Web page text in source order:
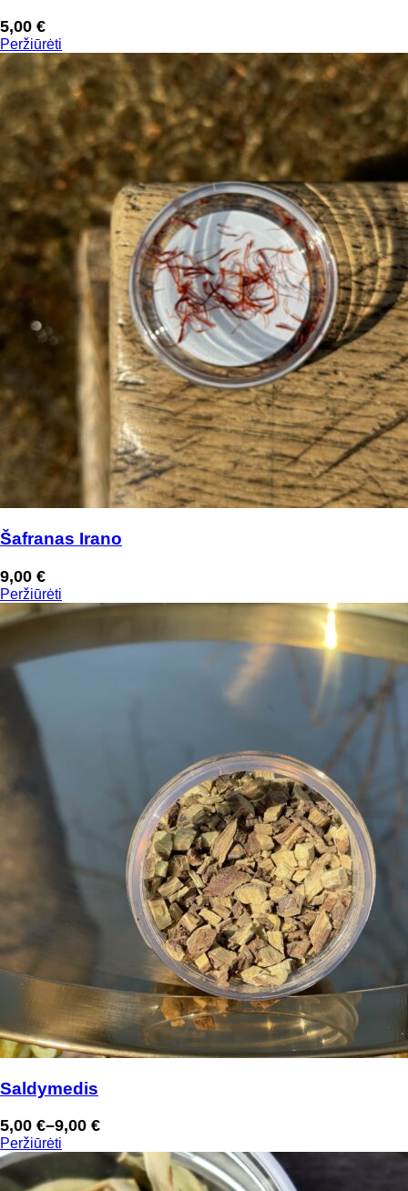
5,00 €
Peržiūrėti
Šafranas Irano
9,00 €
Peržiūrėti
Saldymedis
5,00 €–9,00 €
Price
range:
5,00 €
Peržiūrėti